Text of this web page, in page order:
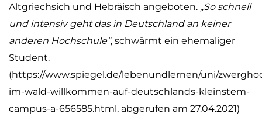
Altgriechsich und Hebräisch angeboten. „So schnell
und intensiv geht das in Deutschland an keiner
anderen Hochschule“, schwärmt ein ehemaliger
Student.
(https://www.spiegel.de/lebenundlernen/uni/
im-wald-willkommen-auf-deutschlands-kleinstem-
campus-a-656585.html, abgerufen am 27.04.2021)